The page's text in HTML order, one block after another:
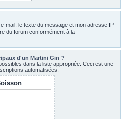
mail, le texte du message et mon adresse IP
du forum conformément à la
d'un Martini Gin ?
dans la liste appropriée. Ceci est une
automatisées.